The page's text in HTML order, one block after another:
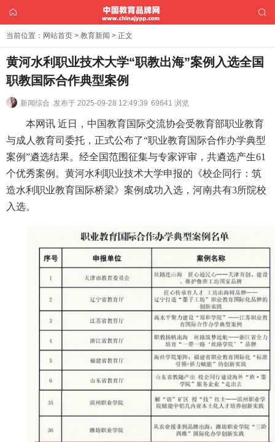
当前位置： 网站首页 > 教育新闻 > 正文
黄河水利职业技术大学“职教出海”案例入选全国
职教国际合作典型案例
新闻综合 .发布于 2025-09-28 12:49:39 69641 浏览
本网讯 近日，中国教育国际交流协会受教育部职业教育
与成人教育司委托，正式公布了“职业教育国际合作办学典型
案例”遴选结果。经全国范围征集与专家评审，共遴选产生61
个优秀案例。黄河水利职业技术大学申报的《校企同行：筑
造水利职业教育国际桥梁》案例成功入选，河南共有3所院校
入选。